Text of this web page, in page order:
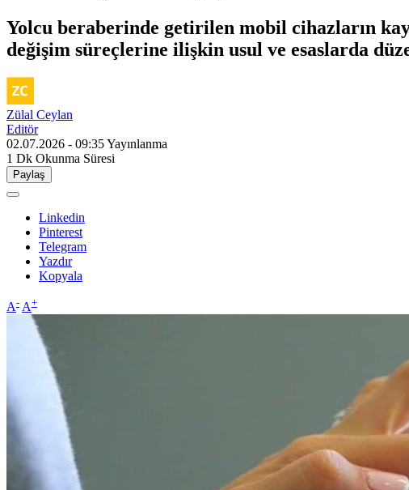
Yolcu beraberinde getirilen mobil cihazların
değişim süreçlerine ilişkin usul ve esaslarda
Zülal Ceylan
Editör
02.07.2026 - 09:35Yayınlanma
1 Dk Okunma Süresi
Paylaş
Linkedin
Pinterest
Telegram
Yazdır
Kopyala
A- A+